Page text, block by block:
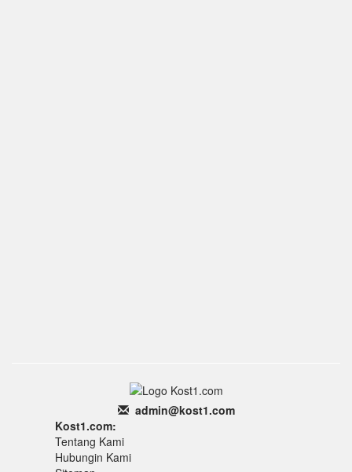
admin@kost1.com
Kost1.com:
Tentang Kami
Hubungin Kami